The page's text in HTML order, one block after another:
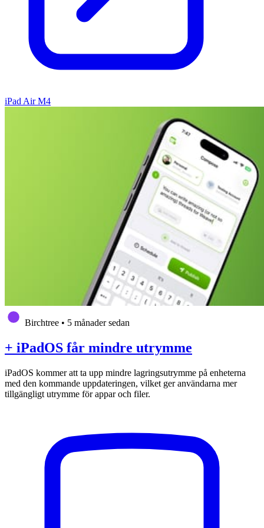
iPad Air M4
Birchtree • 5 månader sedan
+ iPadOS får mindre utrymme
iPadOS kommer att ta upp mindre lagringsutrymme på enheterna
med den kommande uppdateringen, vilket ger användarna mer
tillgängligt utrymme för appar och filer.